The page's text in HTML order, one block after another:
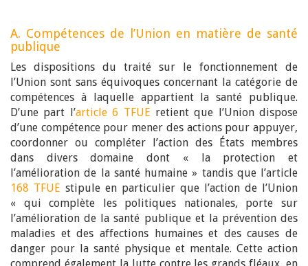
A. Compétences de l’Union en matière de santé
publique
Les dispositions du traité sur le fonctionnement de
l’Union sont sans équivoques concernant la catégorie de
compétences à laquelle appartient la santé publique.
D’une part l’article 6 TFUE retient que l’Union dispose
d’une compétence pour mener des actions pour appuyer,
coordonner ou compléter l’action des États membres
dans divers domaine dont « la protection et
l’amélioration de la santé humaine » tandis que l’article
168 TFUE stipule en particulier que l’action de l’Union
« qui complète les politiques nationales, porte sur
l’amélioration de la santé publique et la prévention des
maladies et des affections humaines et des causes de
danger pour la santé physique et mentale. Cette action